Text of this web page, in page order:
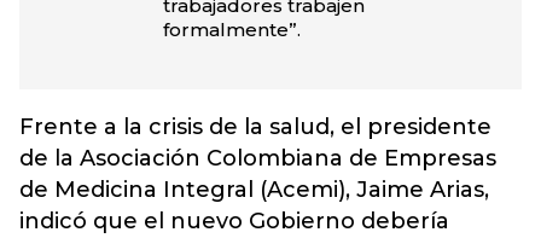
trabajadores trabajen
formalmente”.
Frente a la crisis de la salud, el presidente
de la Asociación Colombiana de Empresas
de Medicina Integral (Acemi), Jaime Arias,
indicó que el nuevo Gobierno debería